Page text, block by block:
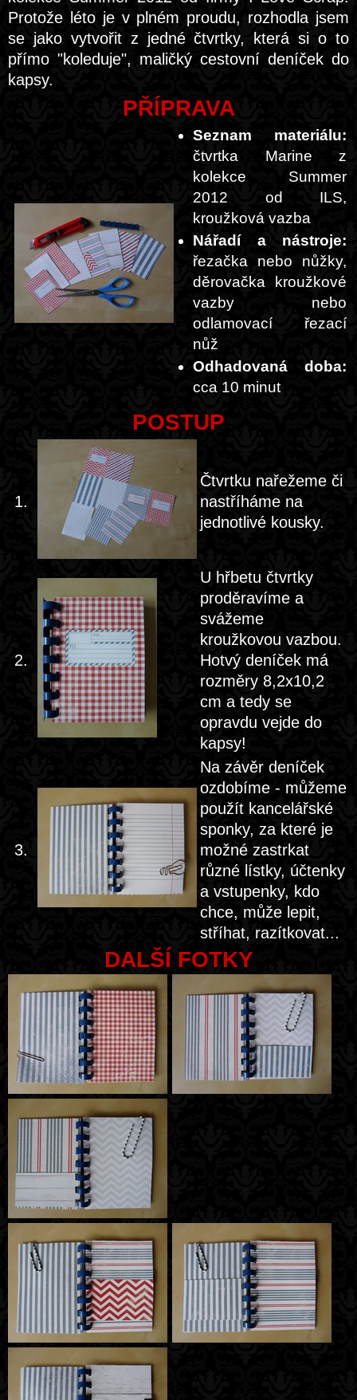
Protože léto je v plném proudu, rozhodla jsem
se jako vytvořit z jedné čtvrtky, která si o to
přímo "koleduje", maličký cestovní deníček do
kapsy.
PŘÍPRAVA
Seznam materiálu:
čtvrtka Marine z
kolekce Summer
2012 od ILS,
kroužková vazba
Nářadí a nástroje:
řezačka nebo nůžky,
děrovačka kroužkové
vazby nebo
odlamovací řezací
nůž
Odhadovaná doba:
cca 10 minut
POSTUP
1.
Čtvrtku nařežeme či
nastříháme na
jednotlivé kousky.
2.
U hřbetu čtvrtky
proděravíme a
svážeme
kroužkovou vazbou.
Hotvý deníček má
rozměry 8,2x10,2
cm a tedy se
opravdu vejde do
kapsy!
3.
Na závěr deníček
ozdobíme - můžeme
použít kancelářské
sponky, za které je
možné zastrkat
různé lístky, účtenky
a vstupenky, kdo
chce, může lepit,
stříhat, razítkovat...
DALŠÍ FOTKY